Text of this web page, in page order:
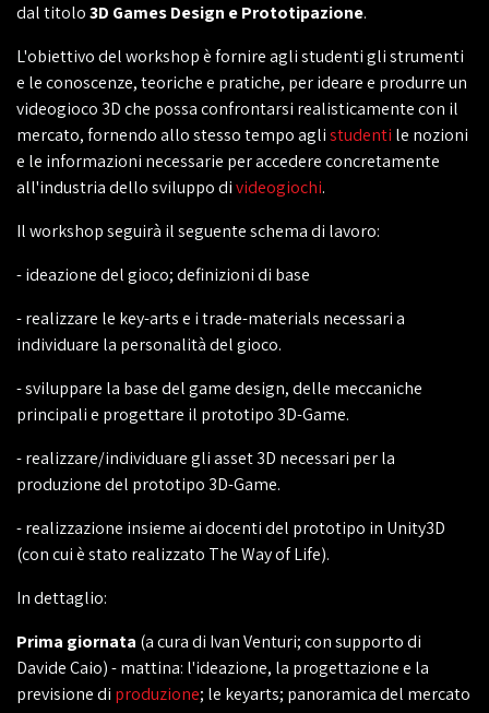
dal titolo3D Games Design e Prototipazione.
L'obiettivo del workshop è fornire agli studenti gli strumenti
e le conoscenze, teoriche e pratiche, per ideare e produrre un
videogioco 3D che possa confrontarsi realisticamente con il
mercato, fornendo allo stesso tempo aglistudenti le nozioni
e le informazioni necessarie per accedere concretamente
all'industria dello sviluppo divideogiochi.
Il workshop seguirà il seguente schema di lavoro:
- ideazione del gioco; definizioni di base
- realizzare le key-arts e i trade-materials necessari a
individuare la personalità del gioco.
- sviluppare la base del game design, delle meccaniche
principali e progettare il prototipo 3D-Game.
- realizzare/individuare gli asset 3D necessari per la
produzione del prototipo 3D-Game.
- realizzazione insieme ai docenti del prototipo in Unity3D
(con cui è stato realizzato The Way of Life).
In dettaglio:
Prima giornata (a cura di Ivan Venturi; con supporto di
Davide Caio) - mattina: l'ideazione, la progettazione e la
previsione di produzione; le keyarts; panoramica del mercato